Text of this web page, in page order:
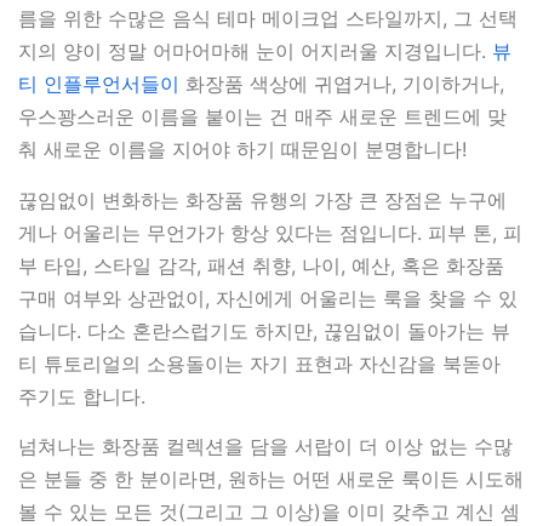
름을 위한 수많은 음식 테마 메이크업 스타일까지, 그 선택
지의 양이 정말 어마어마해 눈이 어지러울 지경입니다. 뷰
티 인플루언서들이 화장품 색상에 귀엽거나, 기이하거나,
우스꽝스러운 이름을 붙이는 건 매주 새로운 트렌드에 맞
춰 새로운 이름을 지어야 하기 때문임이 분명합니다!
끊임없이 변화하는 화장품 유행의 가장 큰 장점은 누구에
게나 어울리는 무언가가 항상 있다는 점입니다. 피부 톤, 피
부 타입, 스타일 감각, 패션 취향, 나이, 예산, 혹은 화장품
구매 여부와 상관없이, 자신에게 어울리는 룩을 찾을 수 있
습니다. 다소 혼란스럽기도 하지만, 끊임없이 돌아가는 뷰
티 튜토리얼의 소용돌이는 자기 표현과 자신감을 북돋아
주기도 합니다.
넘쳐나는 화장품 컬렉션을 담을 서랍이 더 이상 없는 수많
은 분들 중 한 분이라면, 원하는 어떤 새로운 룩이든 시도해
볼 수 있는 모든 것(그리고 그 이상)을 이미 갖추고 계신 셈